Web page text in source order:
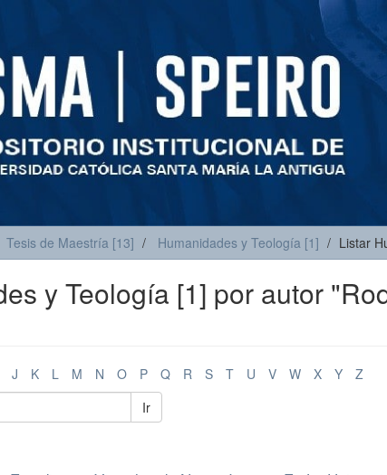
Tesis de Maestría [13] Humanidades y Teología [1] Listar
y Teología [1] por autor
J K L M N O P Q R S T U V W X Y
Z
Ir